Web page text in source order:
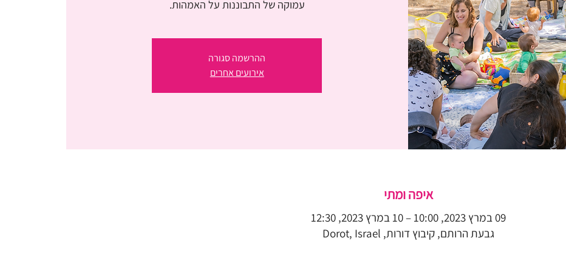
עמוקה של התבוננות על האמהות.
ההרשמה סגורה
אירועים אחרים
איפה ומתי
09 במרץ 2023, 10:00 – 10 במרץ 2023, 12:30
גבעת הרותם, קיבוץ דורות, Dorot, Israel